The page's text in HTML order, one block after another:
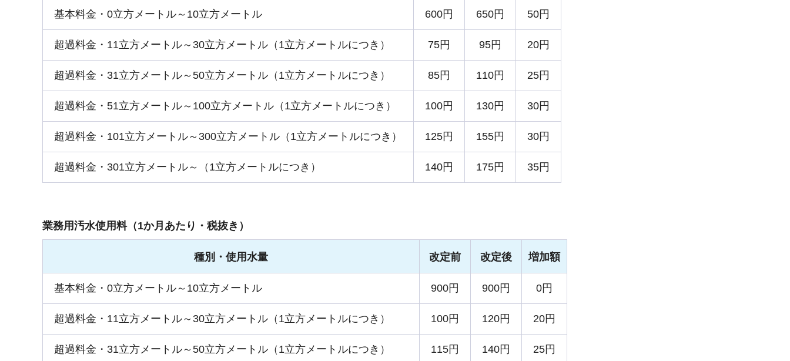
基本料金・0立方メートル～10立方メートル 600円 650円 50円
超過料金・11立方メートル～30立方メートル（1立方メートルにつき） 75円 95円 20円
超過料金・31立方メートル～50立方メートル（1立方メートルにつき） 85円 110円 25円
超過料金・51立方メートル～100立方メートル（1立方メートルにつき） 100円 130円 30円
超過料金・101立方メートル～300立方メートル（1立方メートルにつき） 125円 155円 30円
超過料金・301立方メートル～（1立方メートルにつき） 140円 175円 35円
業務用汚水使用料（1か月あたり・税抜き）
種別・使用水量 改定前 改定後 増加額
基本料金・0立方メートル～10立方メートル 900円 900円 0円
超過料金・11立方メートル～30立方メートル（1立方メートルにつき） 100円 120円 20円
超過料金・31立方メートル～50立方メートル（1立方メートルにつき） 115円 140円 25円